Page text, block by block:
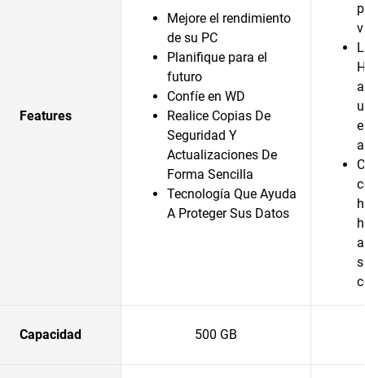
Features
Mejore el rendimiento
de su PC
Planifique para el
futuro
Confíe en WD
Realice Copias De
Seguridad Y
Actualizaciones De
Forma Sencilla
Tecnología Que Ayuda
A Proteger Sus Datos
Capacidad 500 GB